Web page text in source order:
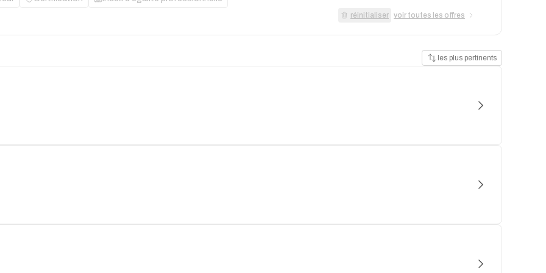
réinitialiser voir toutes les offres
les plus pertinents